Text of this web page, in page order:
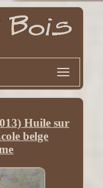
Huile sur
belge